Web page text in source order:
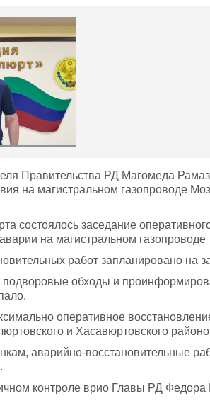
Правительства РД Магомеда
на магистральном газопроводе
состоялось заседание
на магистральном газопроводе
работ запланировано на
обходы и
оперативное
и Хасавюртовского
аварийно-восстановительные
контроле врио Главы РД Федора